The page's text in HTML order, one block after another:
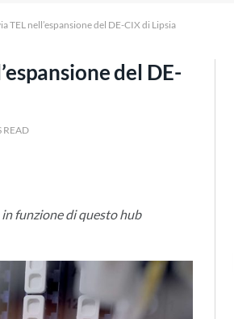
TEL nell’espansione del DE-CIX di Lipsia
del DE-
READ
in funzione di questo hub